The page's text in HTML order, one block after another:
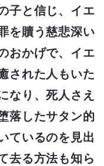
子と信じ、イエ
を贖う慈悲深い
おかげで、イエ
された人もいた
なり、死人さえ
落したサタン的
ているのを見出
去る方法も知ら